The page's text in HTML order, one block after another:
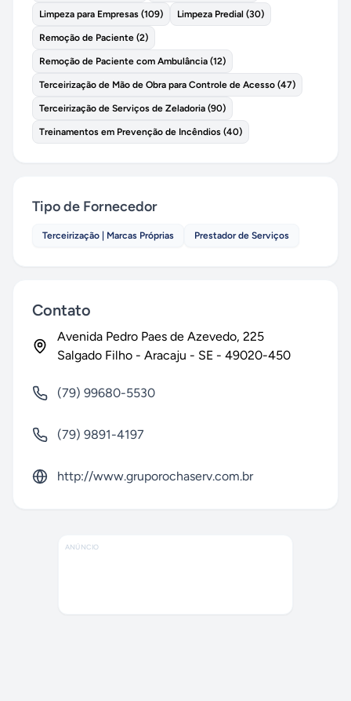
Limpeza para Empresas (109) Limpeza Predial (30)
Remoção de Paciente (2)
Remoção de Paciente com Ambulância (12)
Terceirização de Mão de Obra para Controle de Acesso (47)
Terceirização de Serviços de Zeladoria (90)
Treinamentos em Prevenção de Incêndios (40)
Tipo de Fornecedor
Terceirização | Marcas Próprias Prestador de Serviços
Contato
Avenida Pedro Paes de Azevedo, 225
Salgado Filho - Aracaju - SE - 49020-450
(79) 99680-5530
(79) 9891-4197
http://www.gruporochaserv.com.br
ANÚNCIO